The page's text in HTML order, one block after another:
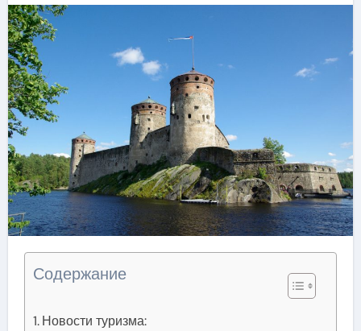
Содержание
Новости туризма: